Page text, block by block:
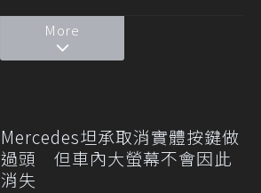
More
Mercedes坦承取消實體按鍵做
過頭 但車內大螢幕不會因此
消失